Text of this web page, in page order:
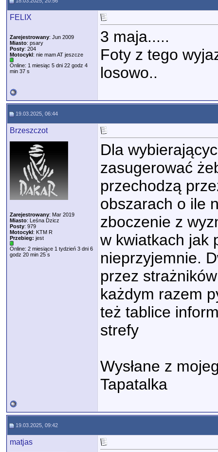
FELIX
Zarejestrowany: Jun 2009
Miasto: psary
Posty: 204
Motocykl: nie mam AT jeszcze
Online: 1 miesiąc 5 dni 22 godz 4
min 37 s
3 maja.....
Foty z tego
losowo..
19.03.2025, 06:44
Brzeszczot
Zarejestrowany: Mar 2019
Miasto: Leśna Dzicz
Posty: 979
Motocykl: KTM R
Przebieg: jest
Online: 2 miesiące 1 tydzień 3 dni 6
godz 20 min 25 s
Dla
zasugerować
przechodzą
obszarach o ile
zboczenie z
w kwiatkach jak
nieprzyjemnie.
przez
każdym razem
też tablice
strefy
Wysłane z
Tapatalka
19.03.2025, 09:42
matjas